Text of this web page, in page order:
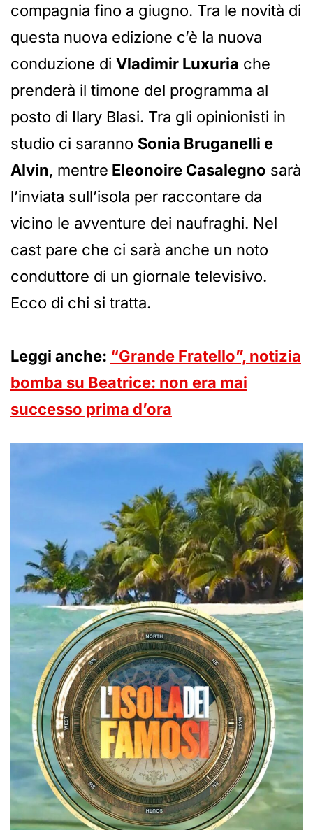
compagnia fino a giugno. Tra le novità di
questa nuova edizione c’è la nuova
conduzione di Vladimir Luxuria che
prenderà il timone del programma al
posto di Ilary Blasi. Tra gli opinionisti in
studio ci saranno Sonia Bruganelli e
Alvin, mentre Eleonoire Casalegno sarà
l’inviata sull’isola per raccontare da
vicino le avventure dei naufraghi. Nel
cast pare che ci sarà anche un noto
conduttore di un giornale televisivo.
Ecco di chi si tratta.
Leggi anche: “Grande Fratello”, notizia
bomba su Beatrice: non era mai
successo prima d’ora